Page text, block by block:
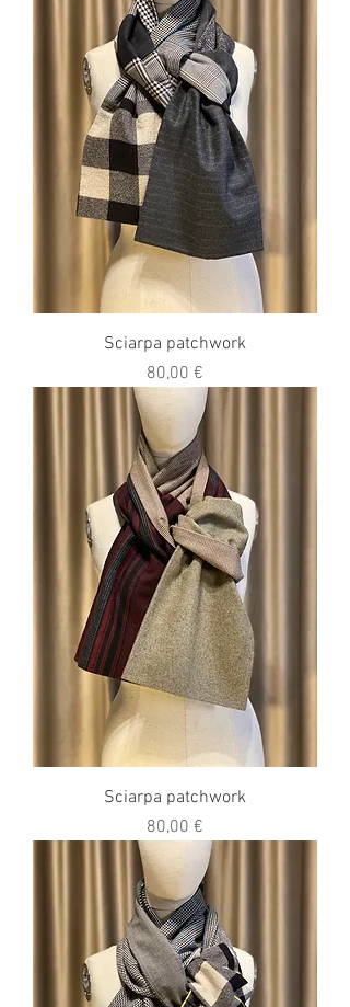
Sciarpa patchwork
Prezzo
80,00 €
Sciarpa patchwork
Prezzo
80,00 €